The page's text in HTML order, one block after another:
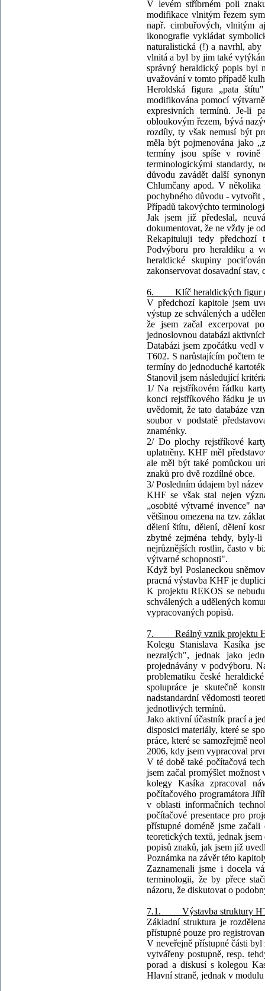
V levém stříbrném poli
modifikace vlnitým řezem
např. cimbuřových, vlnitým
ikonografie vykládat
naturalistická (!) a navrhl,
vlnitá a byl by jim také
správný heraldický popis byl
uvažování v tomto případě
Heroldská figura „pata
modifikována pomocí
expresivních termínů. Je-li
obloukovým řezem, bývá
rozdíly, ty však nemusí být
měla být pojmenována jako
termíny jsou spíše v rovině
terminologickými standardy,
důvodu zavádět další
Chlumčany apod. V několika
pochybného důvodu - vytvořit
Případů takovýchto
Jak jsem již předeslal,
dokumentovat, že ne vždy je
Rekapituluji tedy předchozí
Podvýboru pro heraldiku a
heraldické skupiny
zakonservovat dosavadní
6. Klíč heraldických figur
V předchozí kapitole jsem
výstup ze schválených a
že jsem začal excerpovat
jednoslovnou databázi
Databázi jsem zpočátku vedl
T602. S narůstajícím počtem
termíny do jednoduché
Stanovil jsem následující
1/ Na rejstříkovém řádku
konci rejstříkového řádku je
uvědomit, že tato databáze
soubor v podstatě
znaménky.
2/ Do plochy rejstříkové
uplatněny. KHF měl
ale měl být také pomůckou
znaků pro dvě rozdílné obce.
3/ Posledním údajem byl
KHF se však stal nejen
„osobité výtvarné invence"
většinou omezena na tzv.
dělení štítu, dělení, dělení
zbytné zejména tehdy, byly-
nejrůznějších rostlin, často v
výtvarné schopnosti".
Když byl Poslaneckou
pracná výstavba KHF je
K projektu REKOS se
schválených a udělených
vypracovaných popisů.
7. Reálný vznik projektu
Kolegu Stanislava Kasíka
nezralých", jednak jako
projednávány v podvýboru.
problematiku české
spolupráce je skutečně
nadstandardní vědomosti
jednotlivých termínů.
Jako aktivní účastník prací a
disposici materiály, které se
práce, které se samozřejmě
2006, kdy jsem vypracoval
V té době také počítačová
jsem začal promýšlet možnost
kolegy Kasíka zpracoval
počítačového programátora
v oblasti informačních
počítačové presentace pro
přístupné doméně jsme
teoretických textů, jednak
popisů znaků, jak jsem již
Poznámka na závěr této
Zaznamenali jsme i docela
terminologii, že by přece
názoru, že diskutovat o
7.1. Výstavba struktury
Základní struktura je
přístupné pouze pro
V neveřejně přístupné části
vytvářeny postupně, resp.
porad a diskusí s kolegou
Hlavní straně, jednak v